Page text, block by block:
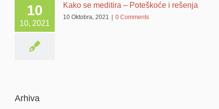
10
10, 2021
Kako se meditira – Poteškoće i rešenja
10 Oktobra, 2021 | 0 Comments
Arhiva